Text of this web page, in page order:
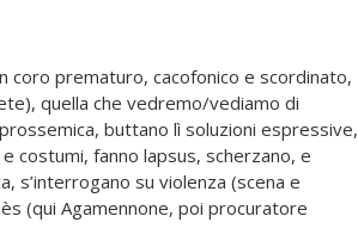
coro prematuro, cacofonico e scordinato,
quella che vedremo/vediamo di
buttano lì soluzioni espressive,
costumi, fanno lapsus, scherzano, e
s’interrogano su violenza (scena e
(qui Agamennone, poi procuratore